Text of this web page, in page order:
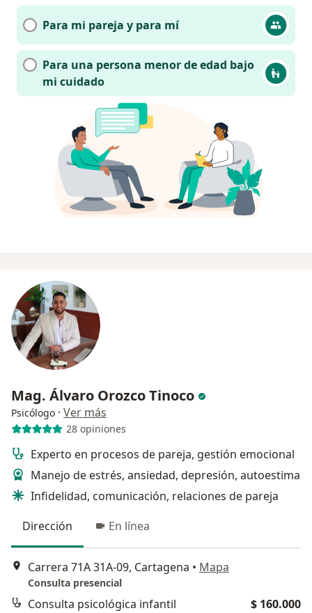
Para mi pareja y para mí
Para una persona menor de edad bajo
mi cuidado
Mag. Álvaro Orozco Tinoco
Psicólogo · Ver más
28 opiniones
Experto en procesos de pareja, gestión emocional
Manejo de estrés, ansiedad, depresión, autoestima
Infidelidad, comunicación, relaciones de pareja
Dirección
En línea
Carrera 71A 31A-09, Cartagena • Mapa
Consulta presencial
Consulta psicológica infantil
$ 160.000